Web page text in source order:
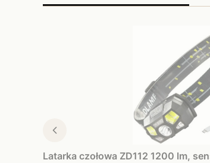
Latarka czołowa ZD112 1200 lm,